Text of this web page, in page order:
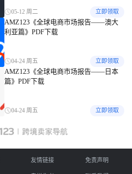
05-12 周二 立即领取
AMZ123《全球电商市场报告——澳大
利亚篇》PDF下载
04-24 周五 立即领取
AMZ123《全球电商市场报告——日本
篇》PDF下载
04-24 周五 立即领取
友情链接 免责声明